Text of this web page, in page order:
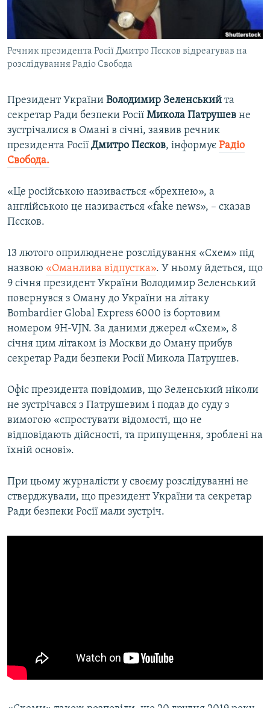
УКРАЇНСЬКА ПРОБЛЕМА КРИМУ
Русский
Qırımtatar
Усі сайти RFE/RL
Речник президента Росії Дмитро Пєсков відреагував на
розслідування Радіо Свобода
Президент України Володимир Зеленський та
секретар Ради безпеки Росії Микола Патрушев не
зустрічалися в Омані в січні, заявив речник
президента Росії Дмитро Пєсков, інформує Радіо
Свобода.
«Це російською називається «брехнею», а
англійською це називається «fake news», – сказав
Пєсков.
13 лютого оприлюднене розслідування «Схем» під
назвою «Оманлива відпустка». У ньому йдеться, що
9 січня президент України Володимир Зеленський
повернувся з Оману до України на літаку
Bombardier Global Express 6000 із бортовим
номером 9H-VJN. За даними джерел «Схем», 8
січня цим літаком із Москви до Оману прибув
секретар Ради безпеки Росії Микола Патрушев.
Офіс президента повідомив, що Зеленський ніколи
не зустрічався з Патрушевим і подав до суду з
вимогою «спростувати відомості, що не
відповідають дійсності, та припущення, зроблені на
їхній основі».
При цьому журналісти у своєму розслідуванні не
стверджували, що президент України та секретар
Ради безпеки Росії мали зустріч.